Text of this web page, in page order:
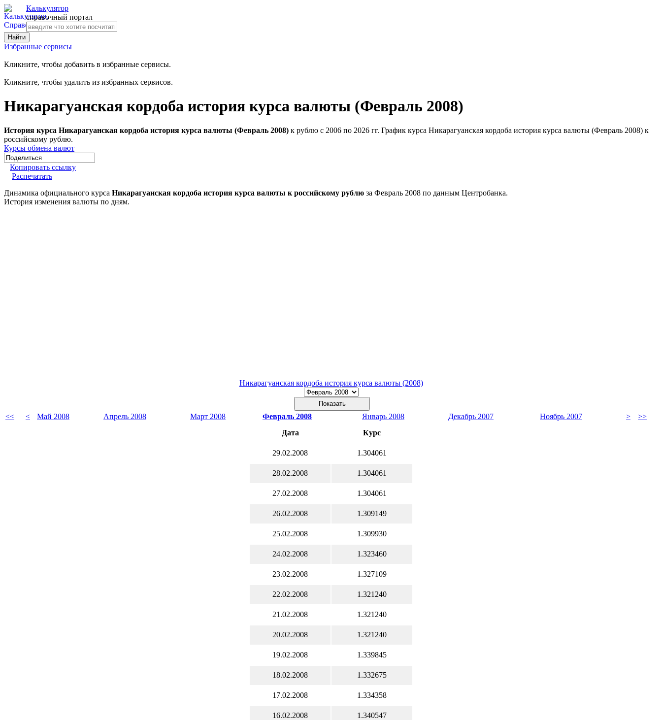
Калькулятор
справочный портал
Избранные сервисы
Кликните, чтобы добавить в избранные сервисы.
Кликните, чтобы удалить из избранных сервисов.
Никарагуанская кордоба история курса валюты (Февраль 2008)
История курса Никарагуанская кордоба история курса валюты (Февраль 2008) к рублю с 2006 по 2026 гг. График курса Никарагуанская кордоба история курса валюты (Февраль 2008) к
российскому рублю.
Курсы обмена валют
Копировать ссылку
Распечатать
Динамика официального курса Никарагуанская кордоба история курса валюты к российскому рублю за Февраль 2008 по данным Центробанка.
История изменения валюты по дням.
Никарагуанская кордоба история курса валюты (2008)
<< < Май 2008 Апрель 2008 Март 2008 Февраль 2008 Январь 2008 Декабрь 2007 Ноябрь 2007 >
>>
Дата
Курс
29.02.2008 1.304061
28.02.2008 1.304061
27.02.2008 1.304061
26.02.2008 1.309149
25.02.2008 1.309930
24.02.2008 1.323460
23.02.2008 1.327109
22.02.2008 1.321240
21.02.2008 1.321240
20.02.2008 1.321240
19.02.2008 1.339845
18.02.2008 1.332675
17.02.2008 1.334358
16.02.2008 1.340547